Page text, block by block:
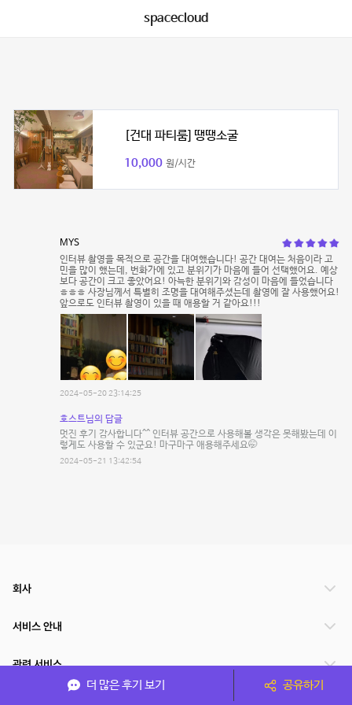
spacecloud
[건대 파티룸] 땡땡소굴
10,000 원/시간
MYS
인터뷰 촬영을 목적으로 공간을 대여했습니다! 공간 대여는 처음이라 고
민을 많이 했는데, 번화가에 있고 분위기가 마음에 들어 선택했어요. 예상
보다 공간이 크고 좋았어요! 아늑한 분위기와 감성이 마음에 들었습니다
ㅎㅎㅎ 사장님께서 특별히 조명을 대여해주셨는데 촬영에 잘 사용했어요!
앞으로도 인터뷰 촬영이 있을 때 애용할 거 같아요!!!
2024-05-20 23:14:25
호스트님의 답글
멋진 후기 감사합니다^^ 인터뷰 공간으로 사용해볼 생각은 못해봤는데 이
렇게도 사용할 수 있군요! 마구마구 애용해주세요🤭
2024-05-21 13:42:54
더 많은 후기 보기 공유하기
회사
서비스 안내
관련 서비스